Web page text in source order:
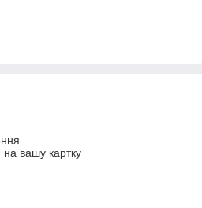
на вашу картку